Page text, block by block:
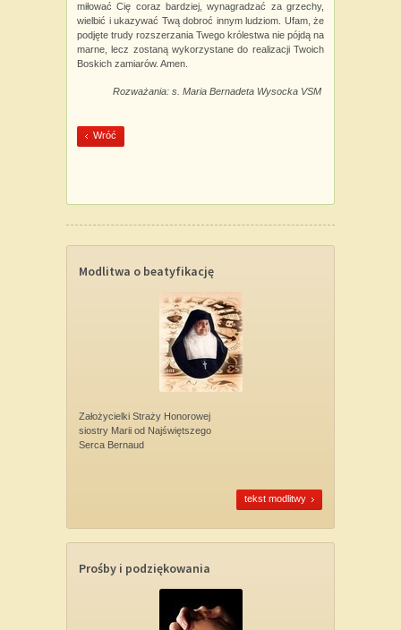
miłować Cię coraz bardziej, wynagradzać za grzechy,
wielbić i ukazywać Twą dobroć innym ludziom. Ufam, że
podjęte trudy rozszerzania Twego królestwa nie pójdą na
marne, lecz zostaną wykorzystane do realizacji Twoich
Boskich zamiarów. Amen.
Rozważania: s. Maria Bernadeta Wysocka VSM
Wróć
Modlitwa o beatyfikację
Założycielki Straży Honorowej
siostry Marii od Najświętszego
Serca Bernaud
tekst modlitwy
Prośby i podziękowania